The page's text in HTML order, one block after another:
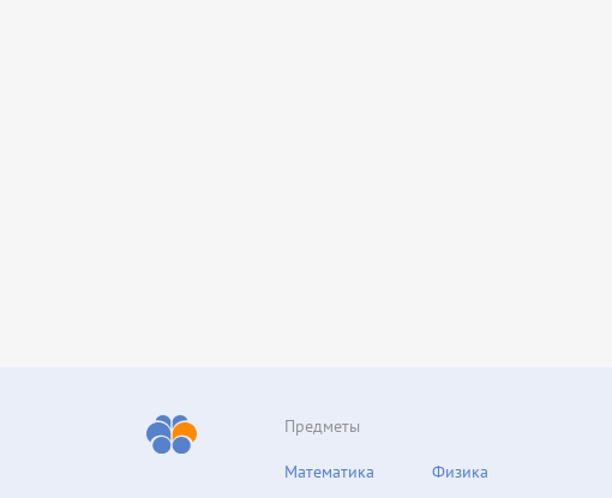
Предметы
Математика
Физика